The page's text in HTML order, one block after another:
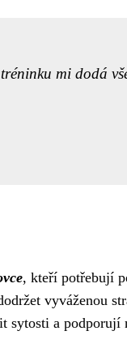
mi dodá
, kteří potřebují
vyváženou
a podporují